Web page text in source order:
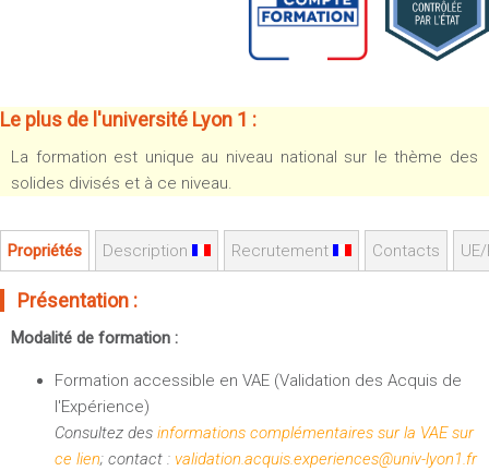
GEP (Génie Electrique des Procédés - Département composante)
Mécanique (Département composante)
Moodle
Emploi du temps
Messagerie
Stage et emploi
Portefeuille d'Expériences et
Fermer
Le plus de l'université Lyon 1 :
La formation est unique au niveau national sur le thème des
solides divisés et à ce niveau.
Propriétés Description Recrutement Contacts
Présentation :
Modalité de formation :
Formation accessible en VAE (Validation des Acquis de
l'Expérience)
Consultez des informations complémentaires sur la VAE sur
ce lien; contact : validation.acquis.experiences@univ-lyon1.fr